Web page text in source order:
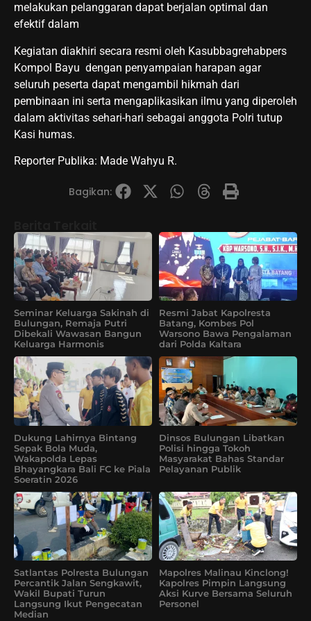
melakukan pelanggaran dapat berjalan optimal dan
efektif dalam
Kegiatan diakhiri secara resmi oleh Kasubbagrehabpers
Kompol Bayu dengan penyampaian harapan agar
seluruh peserta dapat mengambil hikmah dari
pembinaan ini serta mengaplikasikan ilmu yang diperoleh
dalam aktivitas sehari-hari sebagai anggota Polri tutup
Kasi humas.
Reporter Publika: Made Wahyu R.
Bagikan:
Seminar Keluarga Sakinah di
Bulungan, Remaja Putri
Dibekali Wawasan Bangun
Keluarga Harmonis
Resmi Jabat Kapolresta
Batang, Kombes Pol
Warsono Bawa Pengalaman
dari Polda Kaltara
Dukung Lahirnya Bintang
Sepak Bola Muda,
Wakapolda Lepas
Bhayangkara Bali FC ke Piala
Soeratin 2026
Dinsos Bulungan Libatkan
Polisi hingga Tokoh
Masyarakat Bahas Standar
Pelayanan Publik
Satlantas Polresta Bulungan
Percantik Jalan Sengkawit,
Wakil Bupati Turun
Langsung Ikut Pengecatan
Median
Mapolres Malinau Kinclong!
Kapolres Pimpin Langsung
Aksi Kurve Bersama Seluruh
Personel